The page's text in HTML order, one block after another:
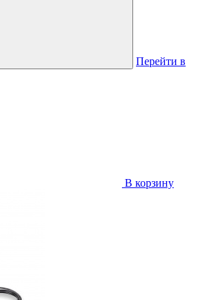
Перейти в
В корзину